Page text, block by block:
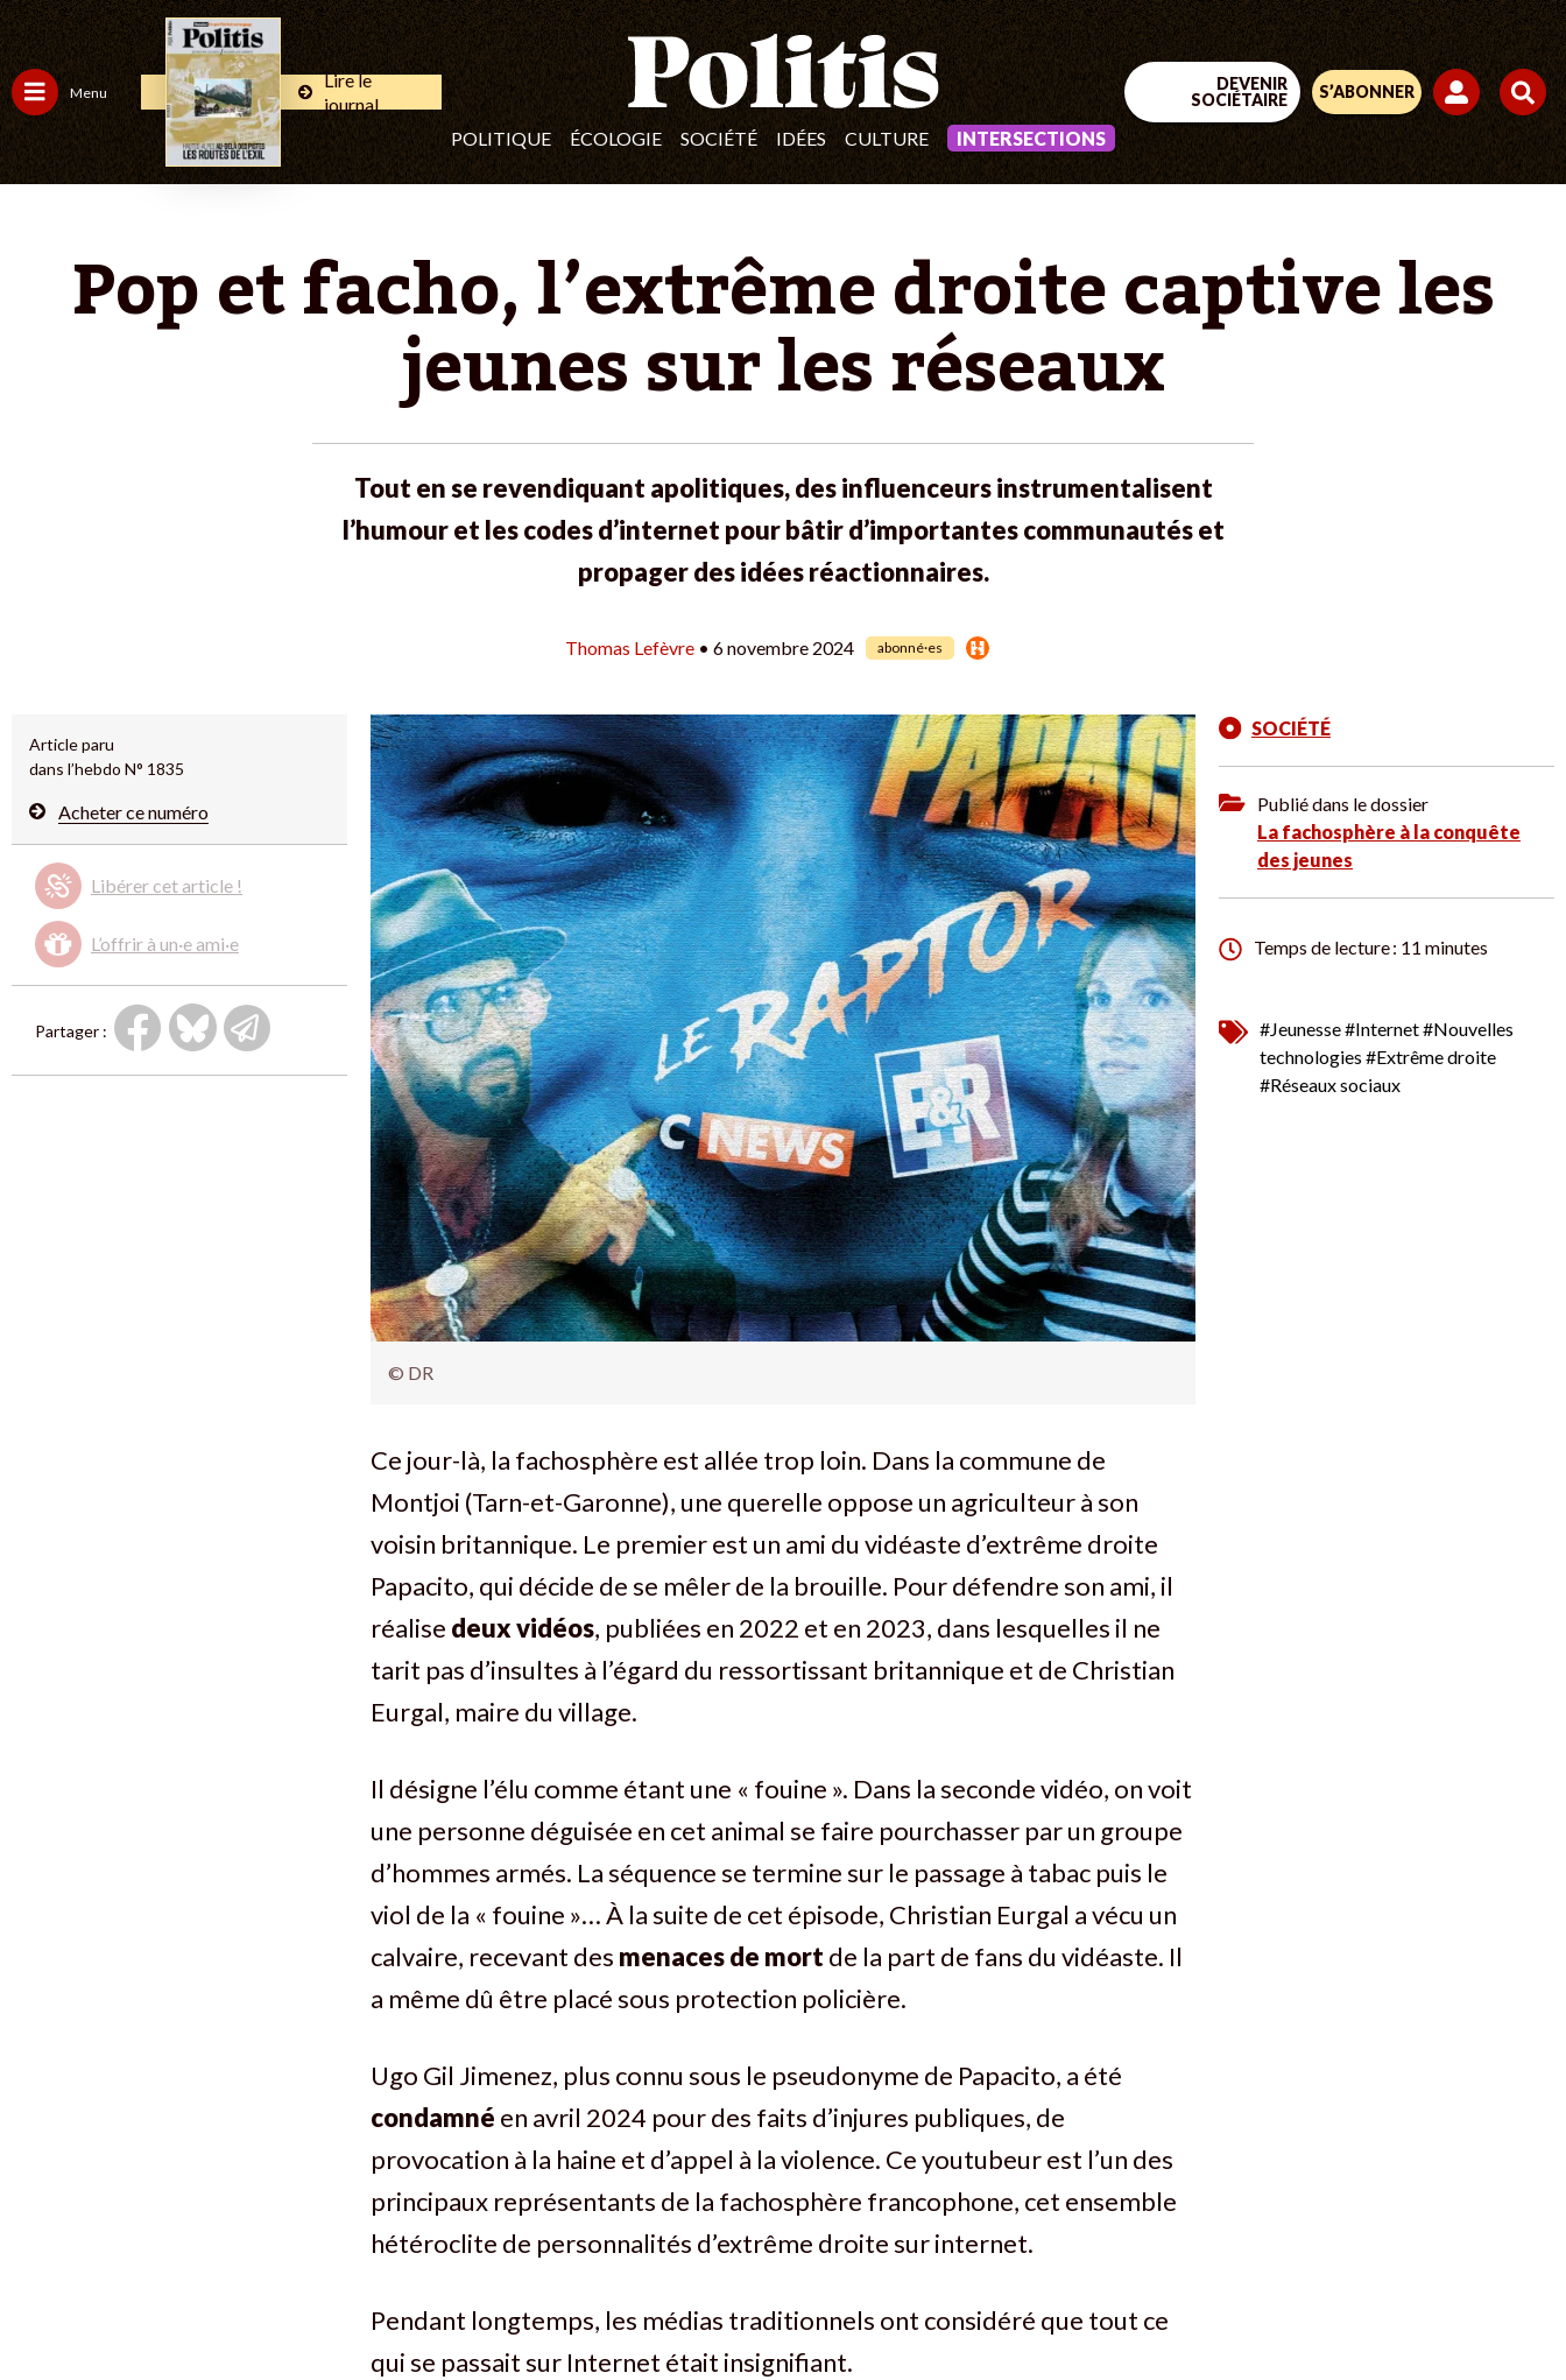
Menu
Lire le
journal
POLITIQUE
ÉCOLOGIE SOCIÉTÉ IDÉES CULTURE INTERSECTIONS
DEVENIR
SOCIÉTAIRE
S’ABONNER
Pop et facho, l’extrême droite captive les
jeunes sur les réseaux
Tout en se revendiquant apolitiques, des influenceurs instrumentalisent
l’humour et les codes d’internet pour bâtir d’importantes communautés et
propager des idées réactionnaires.
Thomas Lefèvre • 6 novembre 2024 abonné·es
Article paru
dans l’hebdo N° 1835
Acheter ce numéro
Libérer cet article !
L’offrir à un·e ami·e
Partager :
© DR
Ce jour-là, la fachosphère est allée trop loin. Dans la commune de
Montjoi (Tarn-et-Garonne), une querelle oppose un agriculteur à son
voisin britannique. Le premier est un ami du vidéaste d’extrême droite
Papacito, qui décide de se mêler de la brouille. Pour défendre son ami, il
réalise deux vidéos, publiées en 2022 et en 2023, dans lesquelles il ne
tarit pas d’insultes à l’égard du ressortissant britannique et de Christian
Eurgal, maire du village.
Il désigne l’élu comme étant une « fouine ». Dans la seconde vidéo, on voit
une personne déguisée en cet animal se faire pourchasser par un groupe
d’hommes armés. La séquence se termine sur le passage à tabac puis le
viol de la « fouine »… À la suite de cet épisode, Christian Eurgal a vécu un
calvaire, recevant des menaces de mortde la part de fans du vidéaste. Il
a même dû être placé sous protection policière.
Ugo Gil Jimenez, plus connu sous le pseudonyme de Papacito, a été
condamné en avril 2024 pour des faits d’injures publiques, de
provocation à la haine et d’appel à la violence. Ce youtubeur est l’un des
principaux représentants de la fachosphère francophone, cet ensemble
hétéroclite de personnalités d’extrême droite sur internet.
Pendant longtemps, les médias traditionnels ont considéré que tout ce
qui se passait sur Internet était insignifiant.
SOCIÉTÉ
Publié dans le dossier
La fachosphère à la conquête
des jeunes
Temps de lecture : 11 minutes
#Jeunesse#Internet#Nouvelles
technologies #Extrême droite
#Réseaux sociaux